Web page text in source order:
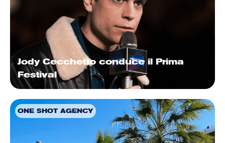
Jody Cecchetto conduce il Prima
Festival
ONE SHOT AGENCY